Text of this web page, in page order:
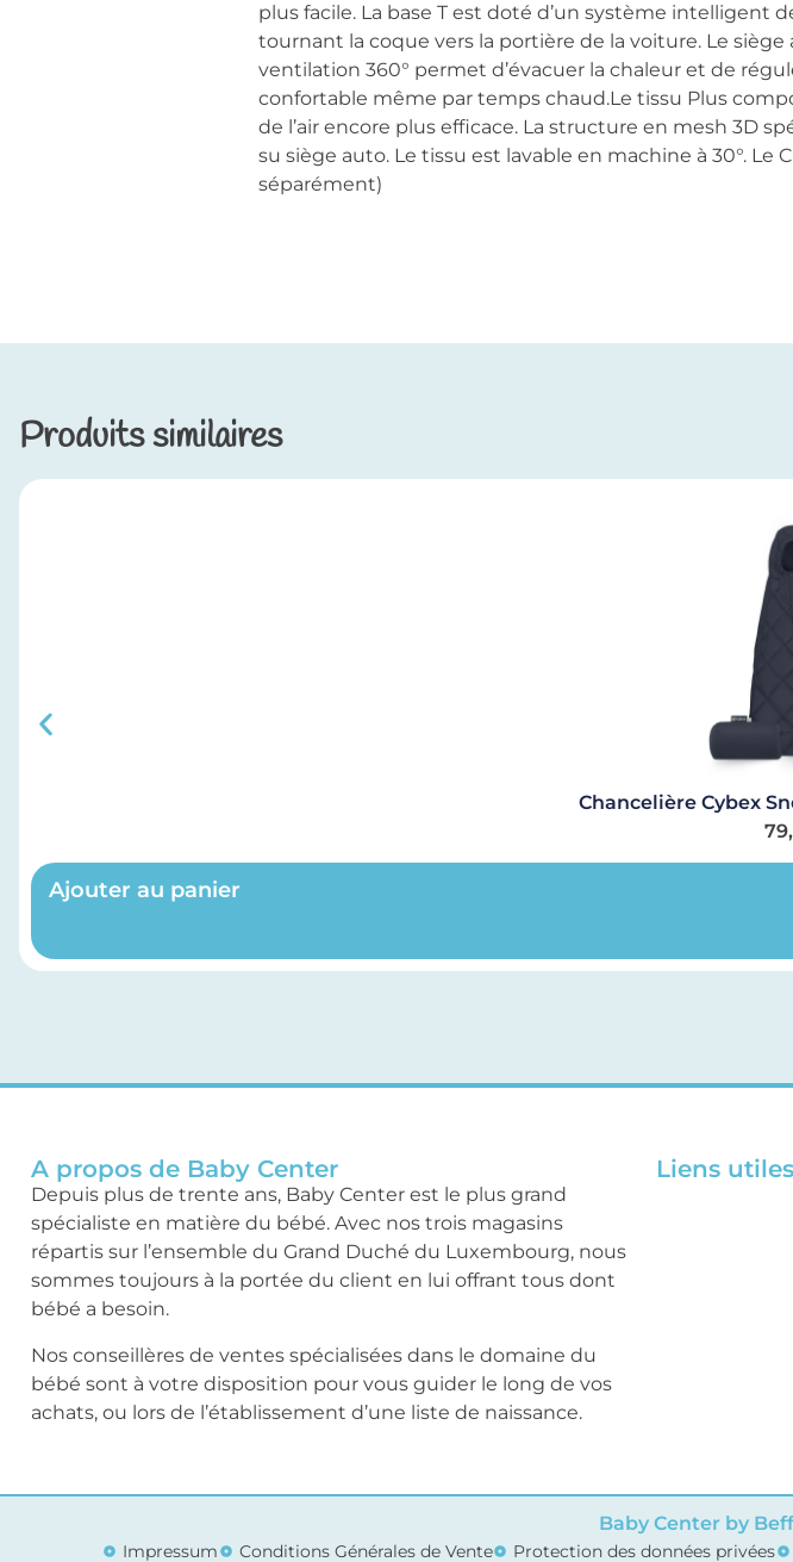
plus facile. La base T est doté d’un système intelligent
tournant la coque vers la portière de la voiture. Le siège
ventilation 360° permet d’évacuer la chaleur et de
confortable même par temps chaud.Le tissu Plus
de l’air encore plus efficace. La structure en mesh 3D
su siège auto. Le tissu est lavable en machine à 30°.
séparément)
Produits similaires
Chancelière Cybex
Ajouter au panier
A propos de Baby Center
Depuis plus de trente ans, Baby Center est le plus grand
spécialiste en matière du bébé. Avec nos trois magasins
répartis sur l’ensemble du Grand Duché du Luxembourg, nous
sommes toujours à la portée du client en lui offrant tous dont
bébé a besoin.
Nos conseillères de ventes spécialisées dans le domaine du
bébé sont à votre disposition pour vous guider le long de vos
achats, ou lors de l’établissement d’une liste de naissance.
Liens utiles
Baby Center by
Impressum Conditions Générales de Vente Protection des données privées